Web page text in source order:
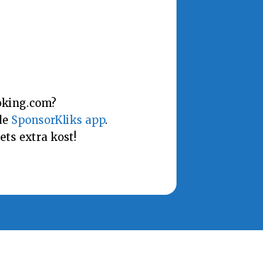
SponsorKliks app.
extra kost!